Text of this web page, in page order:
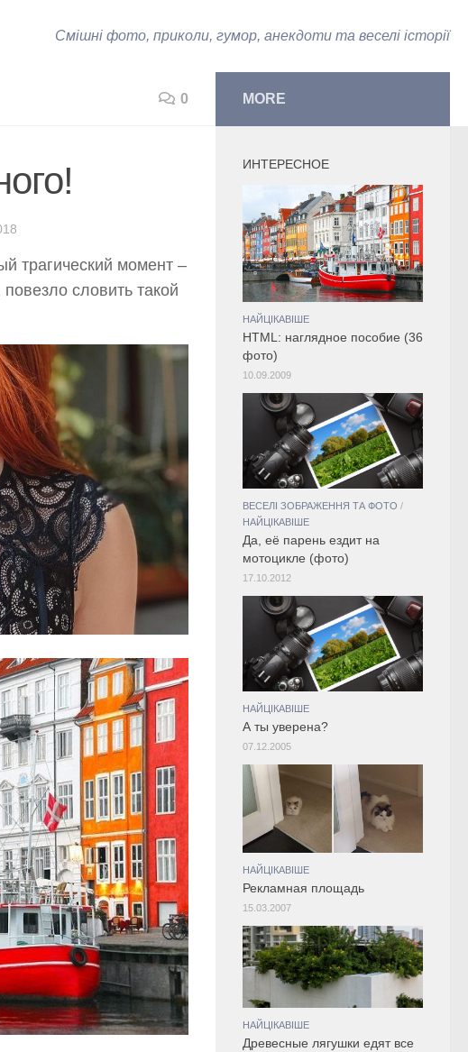
Смішні фото, приколи, гумор, анекдоти та веселі історії
0
трагический момент –
словить такой
MORE
ИНТЕРЕСНОЕ
НАЙЦІКАВІШЕ
HTML: наглядное пособие (36
фото)
10.09.2009
ВЕСЕЛІ ЗОБРАЖЕННЯ ТА ФОТО /
НАЙЦІКАВІШЕ
Да, её парень ездит на
мотоцикле (фото)
17.10.2012
НАЙЦІКАВІШЕ
А ты уверена?
07.12.2005
НАЙЦІКАВІШЕ
Рекламная площадь
15.03.2007
НАЙЦІКАВІШЕ
Древесные лягушки едят все